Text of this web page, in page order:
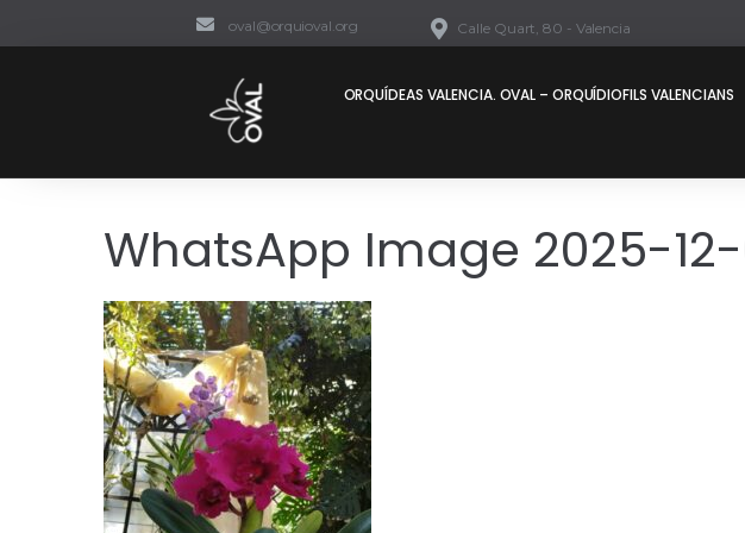
oval@orquioval.org Calle Quart, 80 - Valencia
ORQUÍDEAS VALENCIA. OVAL – ORQUÍDIOFILS VALENCIANS
WhatsApp Image 2025-12-